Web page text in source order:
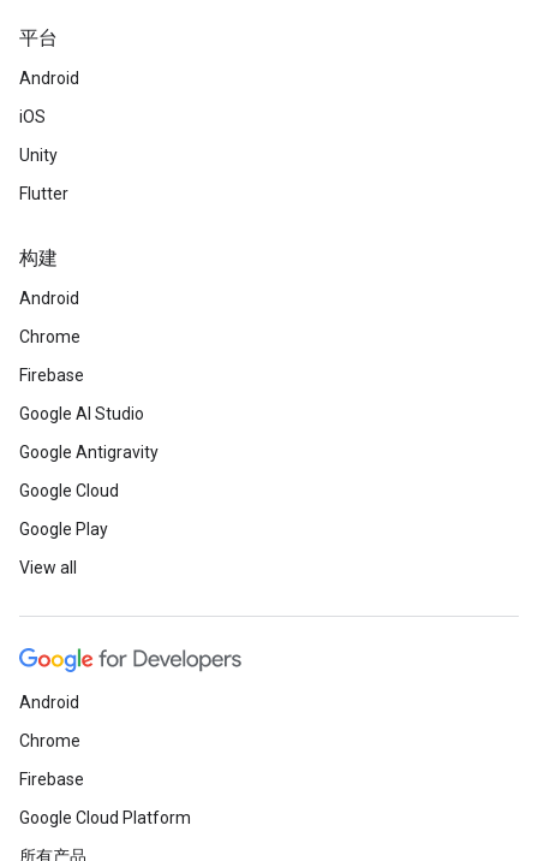
平台
Android
iOS
Unity
Flutter
构建
Android
Chrome
Firebase
Google AI Studio
Google Antigravity
Google Cloud
Google Play
View all
Android
Chrome
Firebase
Google Cloud Platform
所有产品